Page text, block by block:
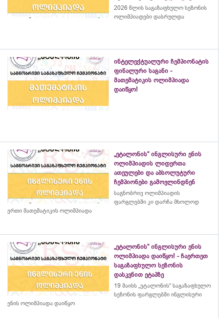
2026 წლის საგაზაფხულო სეზონის
ოლიმპიადები დასრულდა
ინტელექტუალური ჩემპიონატის
ფინალური საგანი -
მათემატიკის ოლიმპიადა
დაიწყო!
„ეტალონის“ ინგლისური ენის
ოლიმპიადის ლიდერთა
ათეულები და აბსოლუტური
ჩემპიონები გამოვლინდნენ
საგნობრივ ოლიმპიადის
ფარგლებში კი დარჩა მხოლოდ
ერთი მათემატიკის ოლიმპიადა
„ეტალონის“ ინგლისური ენის
ოლიმპიადა დაიწყო! - ჩაერთეთ
საგაზაფხულო სეზონის
დასკვნით ეტაპზე
19 მაისს „ეტალონის“ საგაზაფხულო
სეზონის ფარგლებში ინგლისური
ენის ოლიმპიადა დაიწყო